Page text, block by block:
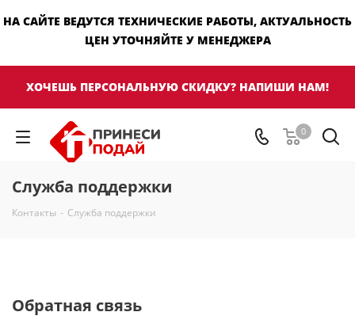
НА САЙТЕ ВЕДУТСЯ ТЕХНИЧЕСКИЕ РАБОТЫ, АКТУАЛЬНОСТЬ
ЦЕН УТОЧНЯЙТЕ У МЕНЕДЖЕРА
ХОЧЕШЬ ПЕРСОНАЛЬНУЮ СКИДКУ? НАПИШИ НАМ!
0
Служба поддержки
Контакты - Служба поддержки
Обратная связь